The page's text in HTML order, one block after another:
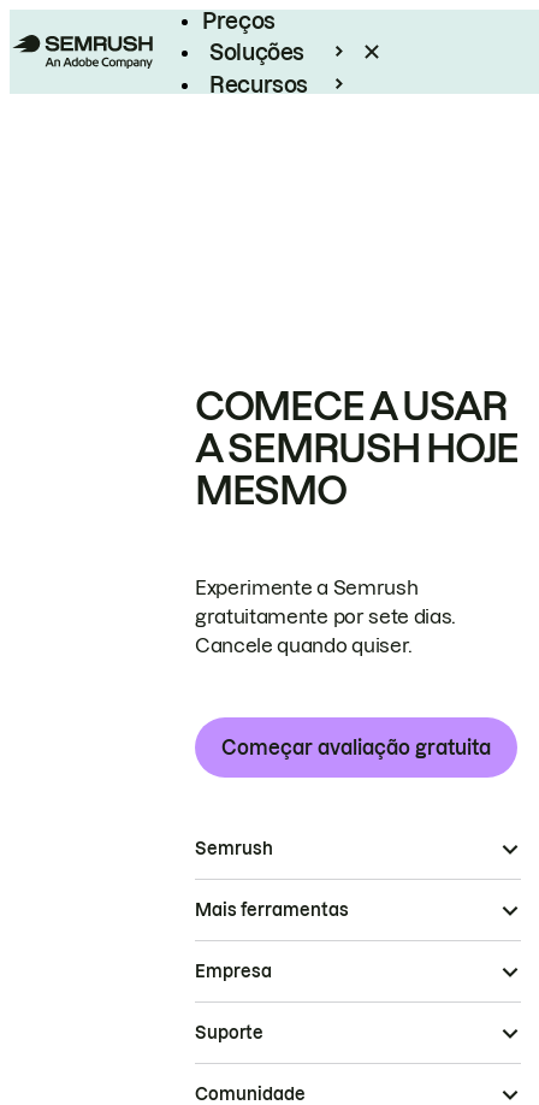
Preços
Soluções
Recursos
COMECE A USAR
A SEMRUSH HOJE
MESMO
Experimente a Semrush
gratuitamente por sete dias.
Cancele quando quiser.
Começar avaliação gratuita
Semrush
Mais ferramentas
Empresa
Suporte
Comunidade